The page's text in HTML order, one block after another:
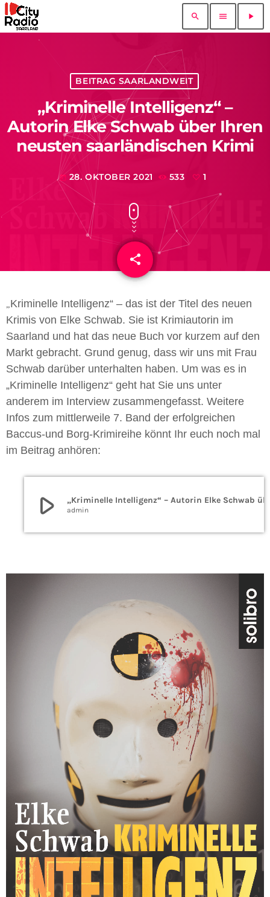
search menu play_arrow
BEITRAG SAARLANDWEIT
„Kriminelle Intelligenz“ –
Autorin Elke Schwab über Ihren
neusten saarländischen Krimi
today 28. OKTOBER 2021 533 1
share
email
„Kriminelle Intelligenz“ – das ist der Titel des neuen
Krimis von Elke Schwab. Sie ist Krimiautorin im
Saarland und hat das neue Buch vor kurzem auf den
Markt gebracht. Grund genug, dass wir uns mit Frau
Schwab darüber unterhalten haben. Um was es in
„Kriminelle Intelligenz“ geht hat Sie uns unter
anderem im Interview zusammengefasst. Weitere
Infos zum mittlerweile 7. Band der erfolgreichen
Baccus-und Borg-Krimireihe könnt Ihr euch noch mal
im Beitrag anhören:
play_arrow admin